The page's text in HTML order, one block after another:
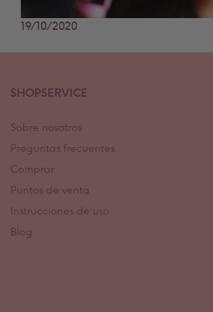
19/10/2020
SHOPSERVICE
Sobre nosotros
Preguntas frecuentes
Comprar
Puntos de venta
Instrucciones de uso
Blog